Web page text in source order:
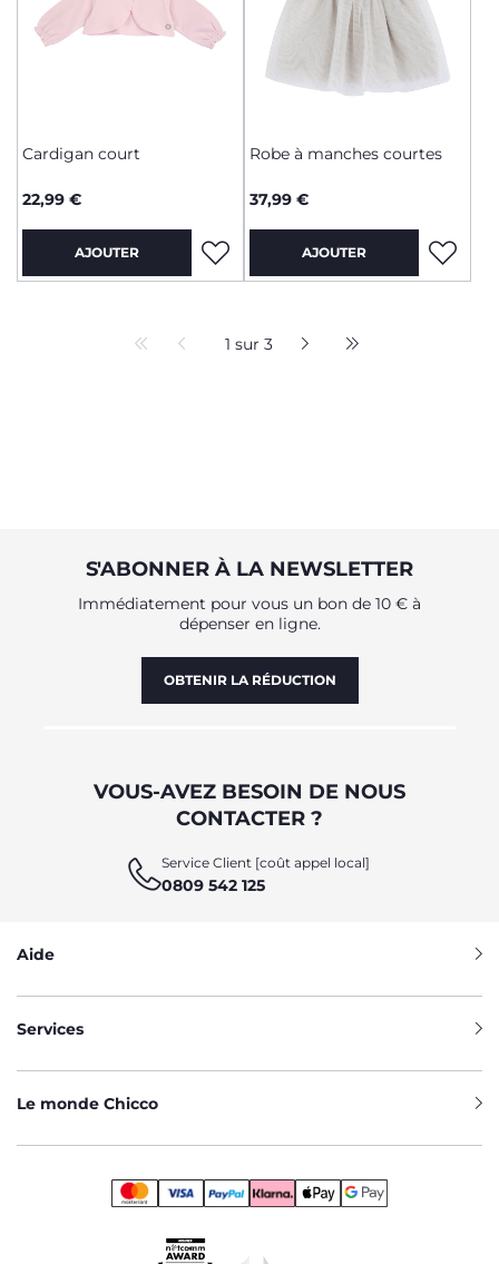
Cardigan court
22,99 €
AJOUTER
Robe à manches courtes
37,99 €
AJOUTER
1 sur 3
S'ABONNER À LA NEWSLETTER
Immédiatement pour vous un bon de 10 € à
dépenser en ligne.
OBTENIR LA RÉDUCTION
VOUS-AVEZ BESOIN DE NOUS
CONTACTER ?
Service Client [coût appel local]
0809 542 125
Aide
Services
Le monde Chicco